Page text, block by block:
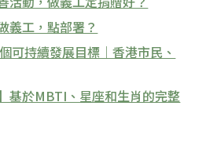
義工，點部署？
可持續發展目標｜香港市民、
基於MBTI、星座和生肖的完整